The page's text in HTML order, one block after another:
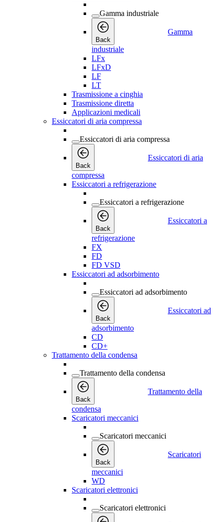
Gamma industriale
Back
Gamma
industriale
LFx
LFxD
LF
LT
Trasmissione a cinghia
Trasmissione diretta
Applicazioni medicali
Essiccatori di aria compressa
Essiccatori di aria compressa
Back
Essiccatori di aria
compressa
Essiccatori a refrigerazione
Essiccatori a refrigerazione
Back
Essiccatori a
refrigerazione
FX
FD
FD VSD
Essiccatori ad adsorbimento
Essiccatori ad adsorbimento
Back
Essiccatori ad
adsorbimento
CD
CD+
Trattamento della condensa
Trattamento della condensa
Back
Trattamento della
condensa
Scaricatori meccanici
Scaricatori meccanici
Back
Scaricatori
meccanici
WD
Scaricatori elettronici
Scaricatori elettronici